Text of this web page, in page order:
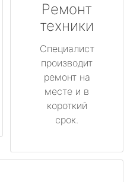
Ремонт
техники
Специалист
производит
ремонт на
месте и в
короткий
срок.